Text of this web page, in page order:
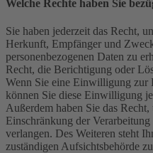
Welche Rechte haben Sie
Sie haben jederzeit das Recht,
Herkunft, Empfänger und
personenbezogenen Daten zu
Recht, die Berichtigung oder
Wenn Sie eine Einwilligung zur
können Sie diese Einwilligung
Außerdem haben Sie das
Einschränkung der
verlangen. Des Weiteren steht
zuständigen Aufsichtsbehörde